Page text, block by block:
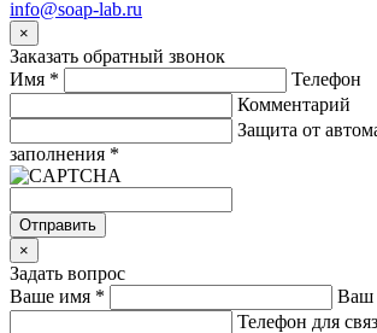
info@soap-lab.ru
×
Заказать обратный звонок
Имя *
Телефон
Комментарий
Защита от
заполнения *
Отправить
×
Задать вопрос
Ваше имя * Ваш
Телефон для